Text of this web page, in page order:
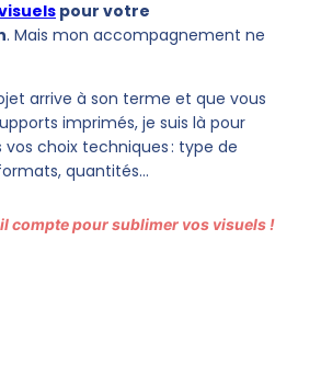
pour votre
. Mais mon accompagnement ne
arrive à son terme et que vous
imprimés, je suis là pour
vos choix techniques : type de
quantités…
compte pour sublimer vos visuels !